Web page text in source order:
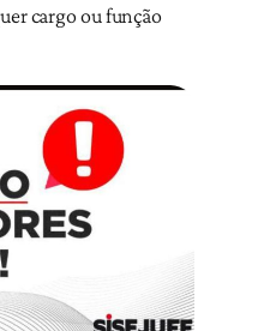
cargo ou função